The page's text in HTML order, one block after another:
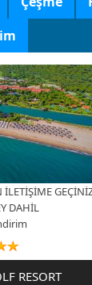
İLETİŞİME
DAHİL
RESORT